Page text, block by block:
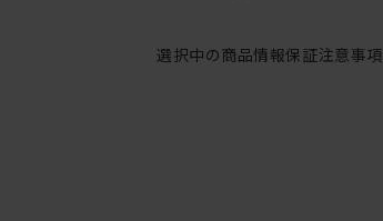
選択中の商品情報保証注意事項